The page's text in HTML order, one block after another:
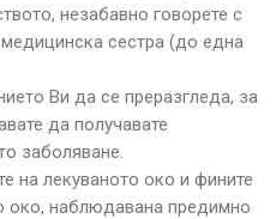
незабавно говорете с
сестра (до една
Ви да се преразгледа, за
да получавате
заболяване.
на лекуваното око и фините
око, наблюдавана предимно